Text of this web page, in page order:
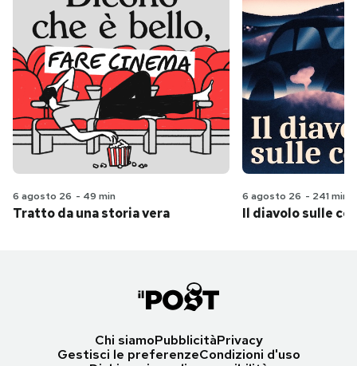
6 agosto 26 - 49 min
Tratto da una storia vera
6 agosto 26 - 241 min
Il diavolo sulle
Chi siamoPubblicitàPrivacy
Gestisci le preferenzeCondizioni d'uso